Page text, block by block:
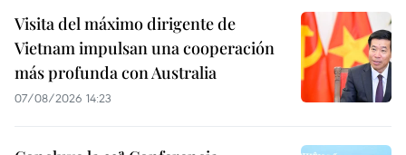
Visita del máximo dirigente de
Vietnam impulsan una cooperación
más profunda con Australia
07/08/2026 14:23